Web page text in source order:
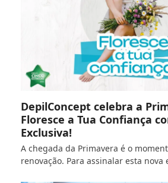
DepilConcept celebra a
Floresce a Tua Confiança
Exclusiva!
A chegada da Primavera é o
renovação. Para assinalar esta nova